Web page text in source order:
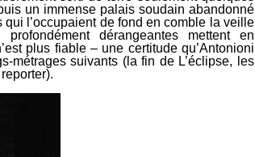
un immense palais soudain abandonné
l’occupaient de fond en comble la veille
profondément dérangeantes mettent en
plus fiable – une certitude qu’Antonioni
métragessuivants (la fin de L’éclipse, les
).